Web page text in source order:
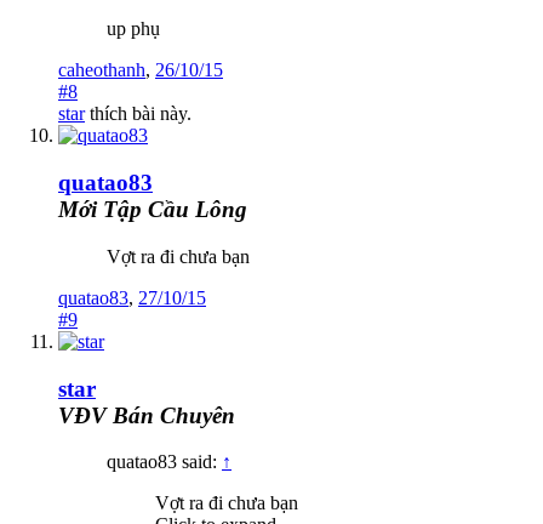
up phụ
caheothanh, 26/10/15
#8
starthích bài này.
quatao83
Mới Tập Cầu Lông
Vợt ra đi chưa bạn
quatao83, 27/10/15
#9
star
VĐV Bán Chuyên
quatao83 said: ↑
Vợt ra đi chưa bạn